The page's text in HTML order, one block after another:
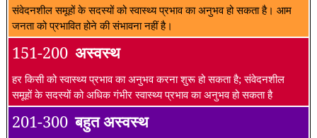
संवेदनशील समूहों के सदस्यों को स्वास्थ्य प्रभाव का अनुभव हो सकता है। आम
जनता को प्रभावित होने की संभावना नहीं है।
151-200 अस्वस्थ
हर किसी को स्वास्थ्य प्रभाव का अनुभव करना शुरू हो सकता है; संवेदनशील
समूहों के सदस्यों को अधिक गंभीर स्वास्थ्य प्रभाव का अनुभव हो सकता है
201-300 बहुत अस्वस्थ